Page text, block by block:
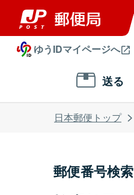
ゆうIDマイページへ
送る
日本郵便トップ
郵便番号検索